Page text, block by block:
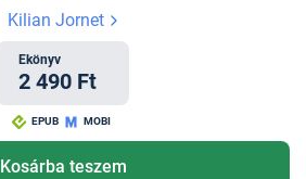
Kilian Jornet
Ekönyv
2 490 Ft
EPUB MOBI
Kosárba teszem